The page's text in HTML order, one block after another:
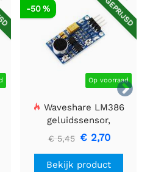

AFGEPRIJSD
Op voorraad
-50 %
Waveshare LM386
geluidssensor,
geluidsdetector,
compatibel met Arduino
€ 5,45 € 2,70
Bekijk product